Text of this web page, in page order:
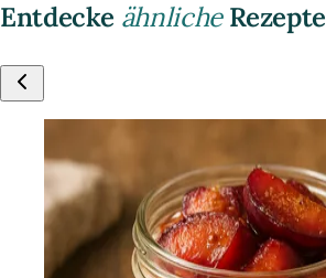
Entdecke ähnlicheRezepte